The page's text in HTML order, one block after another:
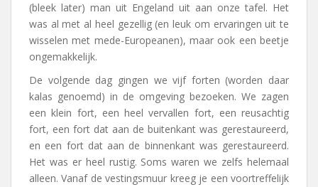
(bleek later) man uit Engeland uit aan onze tafel. Het
was al met al heel gezellig (en leuk om ervaringen uit te
wisselen met mede-Europeanen), maar ook een beetje
ongemakkelijk.
De volgende dag gingen we vijf forten (worden daar
kalas genoemd) in de omgeving bezoeken. We zagen
een klein fort, een heel vervallen fort, een reusachtig
fort, een fort dat aan de buitenkant was gerestaureerd,
en een fort dat aan de binnenkant was gerestaureerd.
Het was er heel rustig. Soms waren we zelfs helemaal
alleen. Vanaf de vestingsmuur kreeg je een voortreffelijk